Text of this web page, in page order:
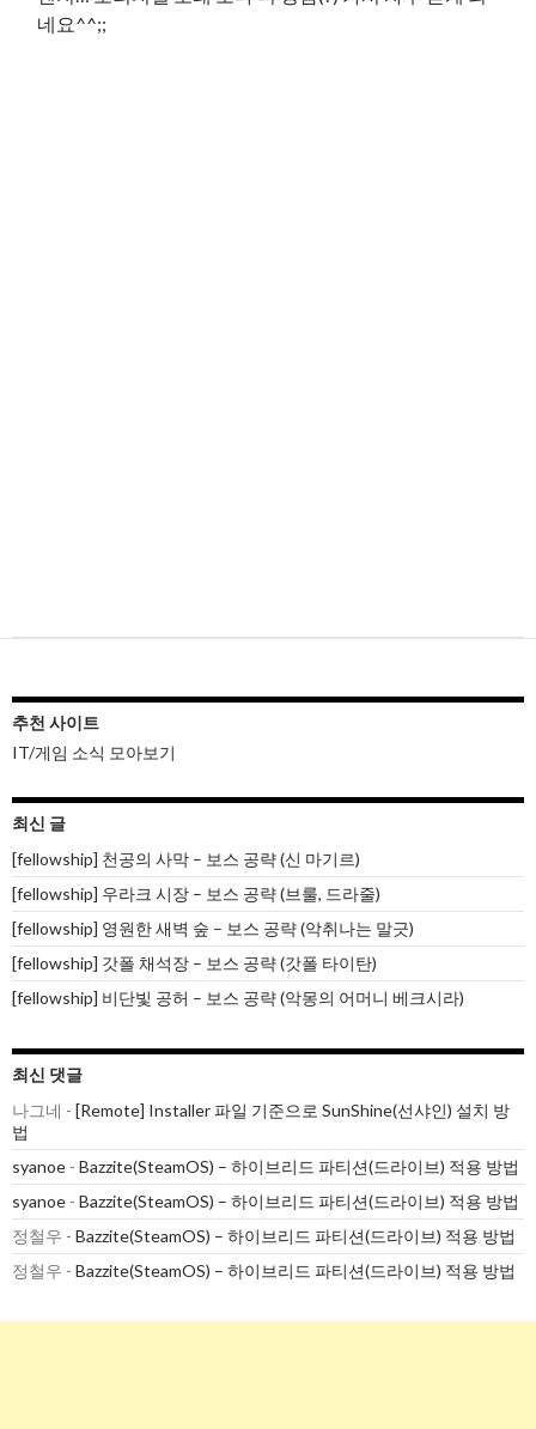
네요^^;;
추천 사이트
IT/게임 소식 모아보기
최신 글
[fellowship] 천공의 사막 – 보스 공략 (신 마기르)
[fellowship] 우라크 시장 – 보스 공략 (브룰, 드라줄)
[fellowship] 영원한 새벽 숲 – 보스 공략 (악취나는 말긋)
[fellowship] 갓폴 채석장 – 보스 공략 (갓폴 타이탄)
[fellowship] 비단빛 공허 – 보스 공략 (악몽의 어머니 베크시라)
최신 댓글
나그네 - [Remote] Installer 파일 기준으로 SunShine(선샤인) 설치 방
법
syanoe - Bazzite(SteamOS) – 하이브리드 파티션(드라이브) 적용 방법
syanoe - Bazzite(SteamOS) – 하이브리드 파티션(드라이브) 적용 방법
정철우 - Bazzite(SteamOS) – 하이브리드 파티션(드라이브) 적용 방법
정철우 - Bazzite(SteamOS) – 하이브리드 파티션(드라이브) 적용 방법